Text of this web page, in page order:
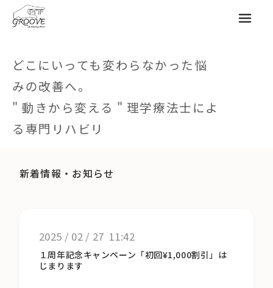
どこにいっても変わらなかった悩
みの改善へ。
" 動きから変える " 理学療法士によ
る専門リハビリ
メニュ
新着情報・お知らせ
2025 / 02/ 27 11:42
１周年記念キャンペーン「初回¥1,000割引」は
じまります